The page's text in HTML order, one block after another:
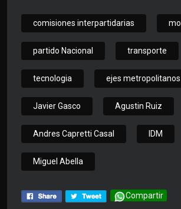
comisiones interpartidarias
partido Nacional transporte
tecnologia ejes metropolitanos
Javier Gasco Agustin Ruiz
Andres Capretti Casal IDM
Miguel Abella
Compartir